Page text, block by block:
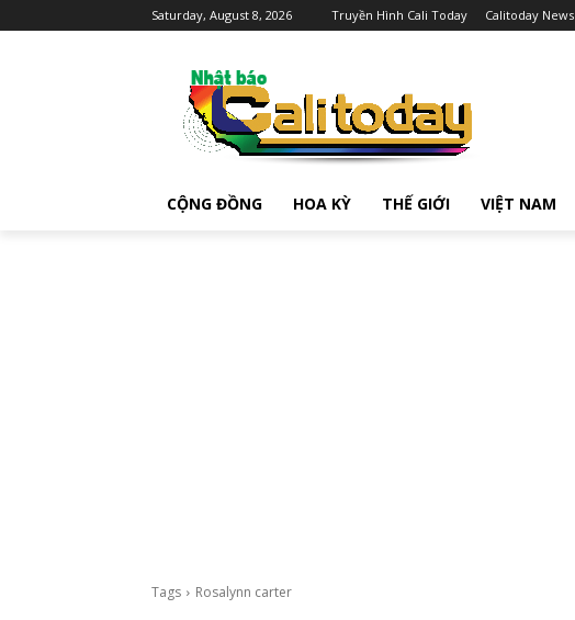
Saturday, August 8, 2026 Truyền Hình Cali Today Calitoday News
CỘNG ĐỒNG HOA KỲ THẾ GIỚI VIỆT NAM
Tags Rosalynn carter